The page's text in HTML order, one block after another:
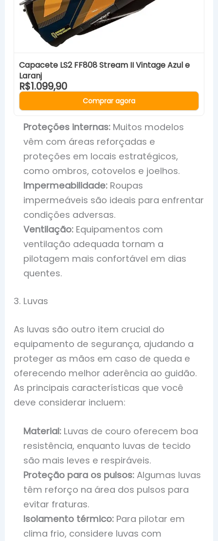
Capacete LS2 FF808 Stream II Vintage Azul e
Laranj
R$1.099,90
Comprar agora
Proteções internas: Muitos modelos
vêm com áreas reforçadas e
proteções em locais estratégicos,
como ombros, cotovelos e joelhos.
Impermeabilidade: Roupas
impermeáveis são ideais para enfrentar
condições adversas.
Ventilação: Equipamentos com
ventilação adequada tornam a
pilotagem mais confortável em dias
quentes.
3. Luvas
As luvas são outro item crucial do
equipamento de segurança, ajudando a
proteger as mãos em caso de queda e
oferecendo melhor aderência ao guidão.
As principais características que você
deve considerar incluem:
Material: Luvas de couro oferecem boa
resistência, enquanto luvas de tecido
são mais leves e respiráveis.
Proteção para os pulsos: Algumas luvas
têm reforço na área dos pulsos para
evitar fraturas.
Isolamento térmico: Para pilotar em
clima frio, considere luvas com